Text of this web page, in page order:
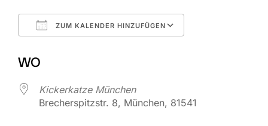
ZUM KALENDER HINZUFÜGEN
WO
Kickerkatze München
Brecherspitzstr. 8, München, 81541